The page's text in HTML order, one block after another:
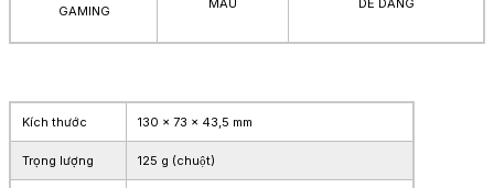
GAMING
MÀU DỄ DÀNG
Kích thước 130 x 73 x 43,5 mm
Trọng lượng 125 g (chuột)